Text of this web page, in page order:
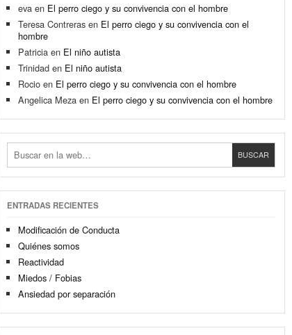
eva en El perro ciego y su convivencia con el hombre
Teresa Contreras en El perro ciego y su convivencia con el
hombre
Patricia en El niño autista
Trinidad en El niño autista
Rocio en El perro ciego y su convivencia con el hombre
Angelica Meza en El perro ciego y su convivencia con el hombre
ENTRADAS RECIENTES
Modificación de Conducta
Quiénes somos
Reactividad
Miedos / Fobias
Ansiedad por separación